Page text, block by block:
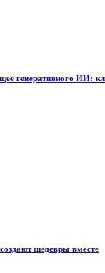
генеративного ИИ:
шедевры вместе